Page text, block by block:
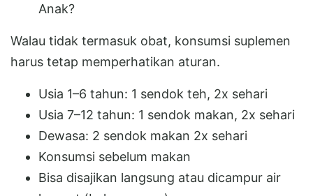
Anak?
Walau tidak termasuk obat, konsumsi suplemen
harus tetap memperhatikan aturan.
Usia 1–6 tahun: 1 sendok teh, 2x sehari
Usia 7–12 tahun: 1 sendok makan, 2x sehari
Dewasa: 2 sendok makan 2x sehari
Konsumsi sebelum makan
Bisa disajikan langsung atau dicampur air